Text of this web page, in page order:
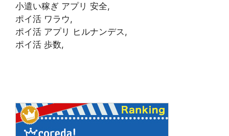
小遣い稼ぎ アプリ 安全,
ポイ活 ワラウ,
ポイ活 アプリ ヒルナンデス,
ポイ活 歩数,